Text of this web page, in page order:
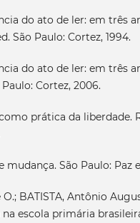
do ato de ler: em três
São Paulo: Cortez, 1994.
do ato de ler: em três
Cortez, 2006.
como prática da liberdade.
e mudança. São Paulo: Paz
O.; BATISTA, Antônio
escola primária